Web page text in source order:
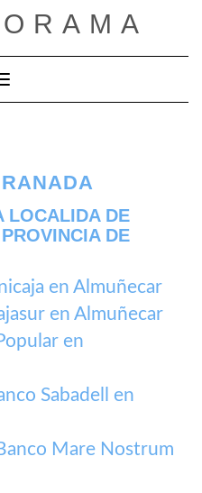
Cambiar modo de navegación
LOCALIDA DE
DE
en Almuñecar
en Almuñecar
en
Sabadell en
Mare Nostrum